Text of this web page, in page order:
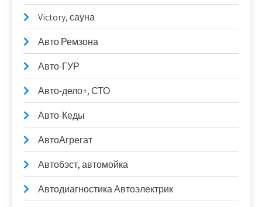
Victory, сауна
Авто Ремзона
Авто-ГУР
Авто-дело+, СТО
Авто-Кеды
АвтоАгрегат
Автобэст, автомойка
Автодиагностика Автоэлектрик